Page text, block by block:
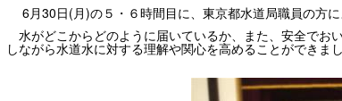
6月30日(月)の５・６時間目に、東京都水道局職員の方に
水がどこからどのように届いているか、また、安全でお
しながら水道水に対する理解や関心を高めることができまし